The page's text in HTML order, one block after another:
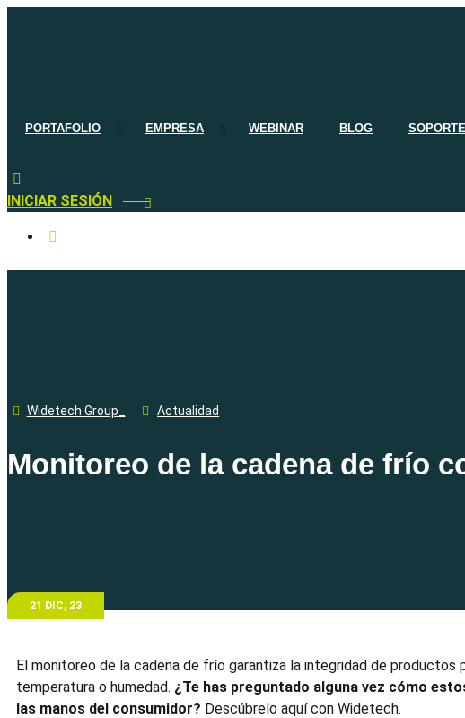
PORTAFOLIO EMPRESA WEBINAR BLOG SOPORTE
INICIAR SESIÓN
Widetech Group_ Actualidad
Monitoreo de la cadena de frío
21 DIC, 23
El monitoreo de la cadena de frío garantiza la integridad de productos
temperatura o humedad. ¿Te has preguntado alguna vez cómo
las manos del consumidor? Descúbrelo aquí con Widetech.